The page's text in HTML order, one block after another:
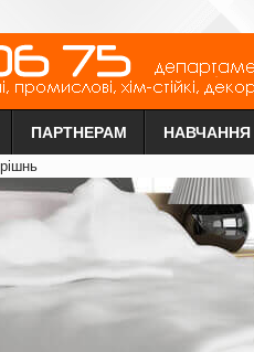
ПАРТНЕРАМ НАВЧАННЯ
шнь